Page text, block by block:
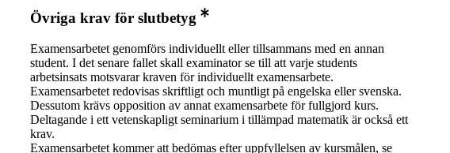
Övriga krav för slutbetyg
Examensarbetet genomförs individuellt eller tillsammans med en annan
student. I det senare fallet skall examinator se till att varje students
arbetsinsats motsvarar kraven för individuellt examensarbete.
Examensarbetet redovisas skriftligt och muntligt på engelska eller svenska.
Dessutom krävs opposition av annat examensarbete för fullgjord kurs.
Deltagande i ett vetenskapligt seminarium i tillämpad matematik är också ett
krav.
Examensarbetet kommer att bedömas efter uppfyllelsen av kursmålen, se